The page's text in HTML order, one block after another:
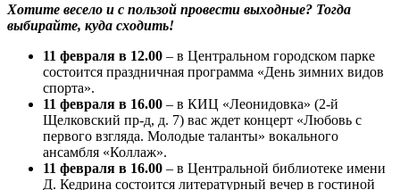
Хотите весело и с пользой провести выходные? Тогда
выбирайте, куда сходить!
11 февраля в 12.00 – в Центральном городском парке
состоится праздничная программа «День зимних видов
спорта».
11 февраля в 16.00 – в КИЦ «Леонидовка» (2-й
Щелковский пр-д, д. 7) вас ждет концерт «Любовь с
первого взгляда. Молодые таланты» вокального
ансамбля «Коллаж».
11 февраля в 16.00 – в Центральной библиотеке имени
Д. Кедрина состоится литературный вечер в гостиной